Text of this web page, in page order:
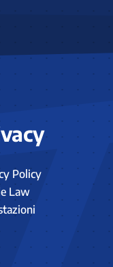
Policy
Law